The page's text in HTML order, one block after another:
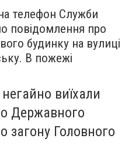
телефон Служби
повідомлення про
будинку на вулиці
В пожежі
виїхали
Державного
загону Головного